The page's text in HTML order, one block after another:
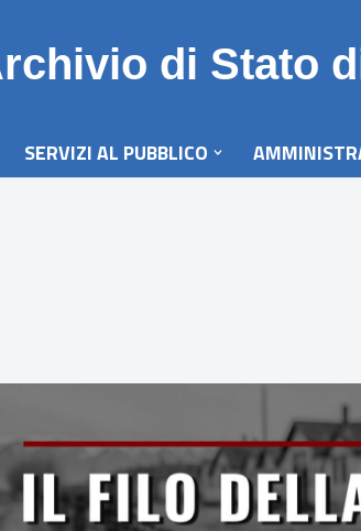
di Stato
SERVIZI AL PUBBLICO